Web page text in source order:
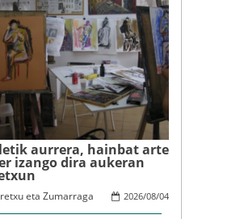
aurrera, hainbat arte
izango dira aukeran
2026/08/04
eta Zumarraga